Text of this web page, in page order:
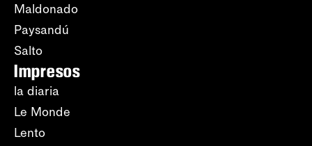
Maldonado
Paysandú
Salto
Impresos
la diaria
Le Monde
Lento